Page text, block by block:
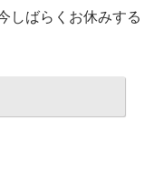
しばらくお休みする